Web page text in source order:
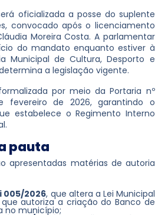
oficializada a posse do suplente
convocado após o licenciamento
Moreira Costa. A parlamentar
do mandato enquanto estiver à
Municipal de Cultura, Desporto e
a legislação vigente.
por meio da Portaria nº
fevereiro de 2026, garantindo o
estabelece o Regimento Interno
pauta
apresentadas matérias de autoria
005/2026, que altera a Lei Municipal
que autoriza a criação do Banco de
no município;